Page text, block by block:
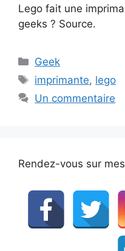
Lego fait une
geeks ? Source.
Catégories
Geek
Étiquettes
imprimante, lego
Un commentaire
Rendez-vous sur